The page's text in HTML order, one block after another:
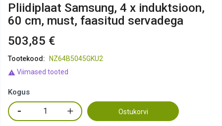
Pliidiplaat Samsung, 4 x induktsioon,
60 cm, must, faasitud servadega
503,85 €
Tootekood: NZ64B5045GKU2
 Viimased tooted
Kogus
Ostukorvi